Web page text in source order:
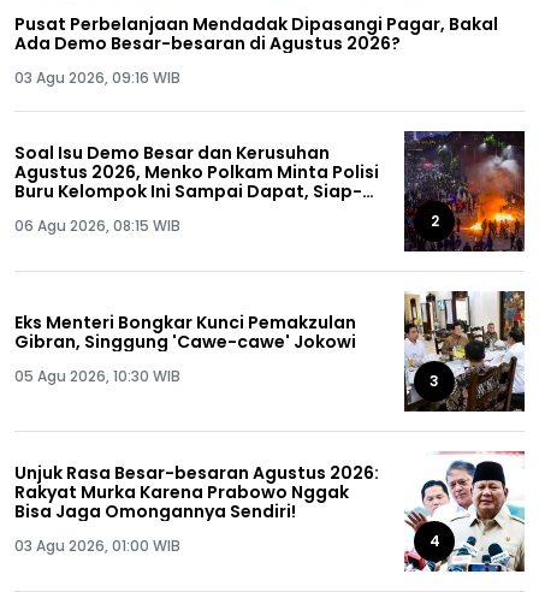
Pusat Perbelanjaan Mendadak Dipasangi Pagar, Bakal
Ada Demo Besar-besaran di Agustus 2026?
03 Agu 2026, 09:16 WIB
Soal Isu Demo Besar dan Kerusuhan
Agustus 2026, Menko Polkam Minta Polisi
Buru Kelompok Ini Sampai Dapat, Siap-
06 Agu 2026, 08:15 WIB 2
Eks Menteri Bongkar Kunci Pemakzulan
Gibran, Singgung 'Cawe-cawe' Jokowi
05 Agu 2026, 10:30 WIB 3
Unjuk Rasa Besar-besaran Agustus 2026:
Rakyat Murka Karena Prabowo Nggak
Bisa Jaga Omongannya Sendiri!
03 Agu 2026, 01:00 WIB 4